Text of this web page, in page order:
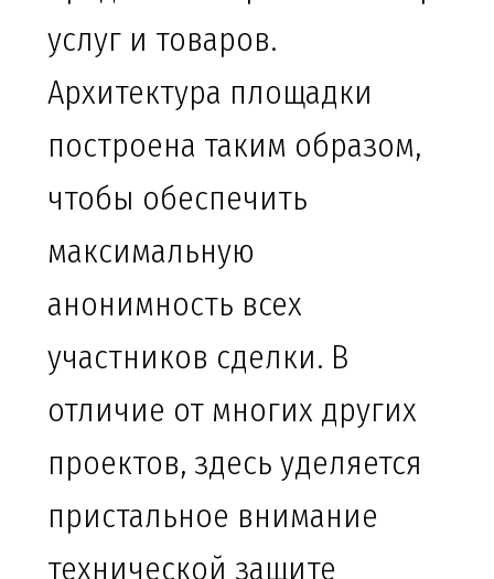
услуг и товаров.
Архитектура площадки
построена таким образом,
чтобы обеспечить
максимальную
анонимность всех
участников сделки. В
отличие от многих других
проектов, здесь уделяется
пристальное внимание
технической защите